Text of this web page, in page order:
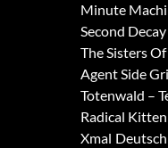
Minute
Second
The Sisters
Agent Side
Totenwald –
Radical
Xmal